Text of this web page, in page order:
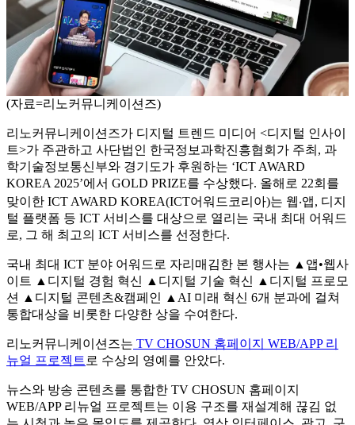
(자료=리노커뮤니케이션즈)
리노커뮤니케이션즈가 디지털 트렌드 미디어 <디지털 인사이
트>가 주관하고 사단법인 한국정보과학진흥협회가 주최, 과
학기술정보통신부와 경기도가 후원하는 ‘ICT AWARD
KOREA 2025’에서 GOLD PRIZE를 수상했다. 올해로 22회를
맞이한 ICT AWARD KOREA(ICT어워드코리아)는 웹‧앱, 디지
털 플랫폼 등 ICT 서비스를 대상으로 열리는 국내 최대 어워드
로, 그 해 최고의 ICT 서비스를 선정한다.
국내 최대 ICT 분야 어워드로 자리매김한 본 행사는 ▲앱•웹사
이트 ▲디지털 경험 혁신 ▲디지털 기술 혁신 ▲디지털 프로모
션 ▲디지털 콘텐츠&캠페인 ▲AI 미래 혁신 6개 분과에 걸쳐
통합대상을 비롯한 다양한 상을 수여한다.
리노커뮤니케이션즈는 TV CHOSUN 홈페이지 WEB/APP 리
뉴얼 프로젝트 로 수상의 영예를 안았다.
뉴스와 방송 콘텐츠를 통합한 TV CHOSUN 홈페이지
WEB/APP 리뉴얼 프로젝트는 이용 구조를 재설계해 끊김 없